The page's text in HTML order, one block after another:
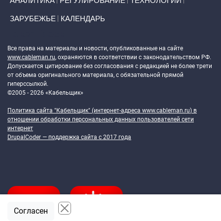
ЗАРУБЕЖЬЕ КАЛЕНДАРЬ
Все права на материалы и новости, опубликованные на сайте
www.cableman.ru, охраняются в соответствии с законодательством РФ.
Допускается цитирование без согласования с редакцией не более трети
от объема оригинального материала, с обязательной прямой
гиперссылкой.
©2005 - 2026 «Кабельщик»
Политика сайта "Кабельщик" (интернет-адреса www.cableman.ru) в
отношении обработки персональных данных пользователей сети
интернет
DrupalCoder — поддержка сайта c 2017 года
Согласен